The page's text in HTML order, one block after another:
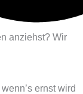
anziehst? Wir
ernst wird